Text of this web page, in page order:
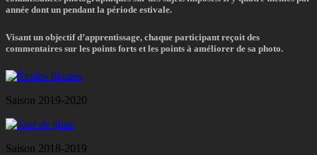
année dont un pendant la période estivale.
Visant un objectif d’apprentissage, chaque participant reçoit des
commentaires sur les points forts et les points à améliorer de sa photo.
Saison 2019-2020
Saison 2018-2019